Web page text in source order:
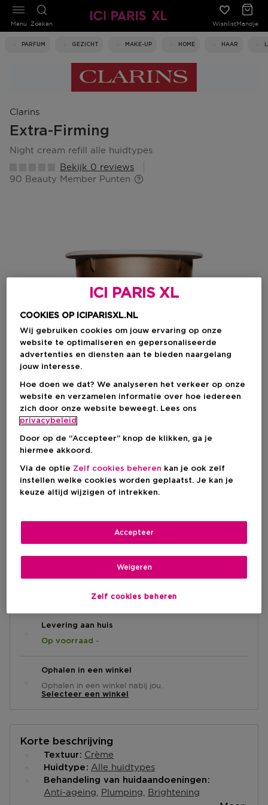
Zoeken WishlistMandje
PARFUM GEZICHT MAKE-UP HOME HAAR
Menu
Clarins
Extra-Firming
night cream refill alle huidtypes
Bekijk 0 reviews
90 Beauty Member Punten
Kies je formaat
50 ML Op voorraad
50 ML
€ 90,50
IN WINKELMANDJE
Levering aan huis
Op voorraad -
Ophalen in een winkel
Ophalen in een winkel nabij jou.
Selecteer een winkel
Korte beschrijving
Textuur Crème
Huidtype Alle huidtypes
Behandeling van huidaandoeningen
Anti-ageing Plumping Brightening
ICI PARIS XL
COOKIES OP ICIPARISXL.NL
Wij gebruiken cookies om jouw ervaring op onze
website te optimaliseren en gepersonaliseerde
advertenties en diensten aan te bieden naargelang
jouw interesse.
Hoe doen we dat? We analyseren het verkeer op onze
website en verzamelen informatie over hoe iedereen
zich door onze website beweegt. Lees ons
privacybeleid
Door op de “Accepteer” knop de klikken, ga je
hiermee akkoord.
Via de optie Zelf cookies beheren kan je ook zelf
instellen welke cookies worden geplaatst. Je kan je
keuze altijd wijzigen of intrekken.
Zelf cookies beheren
Weigeren
Accepteer